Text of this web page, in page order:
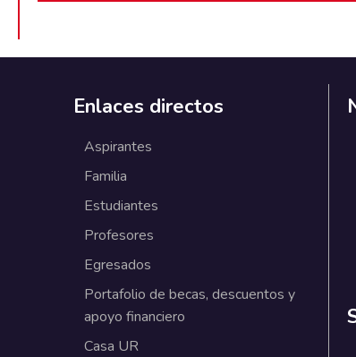
Enlaces directos
Aspirantes
Familia
Estudiantes
Profesores
Egresados
Portafolio de becas, descuentos y
apoyo financiero
Casa UR